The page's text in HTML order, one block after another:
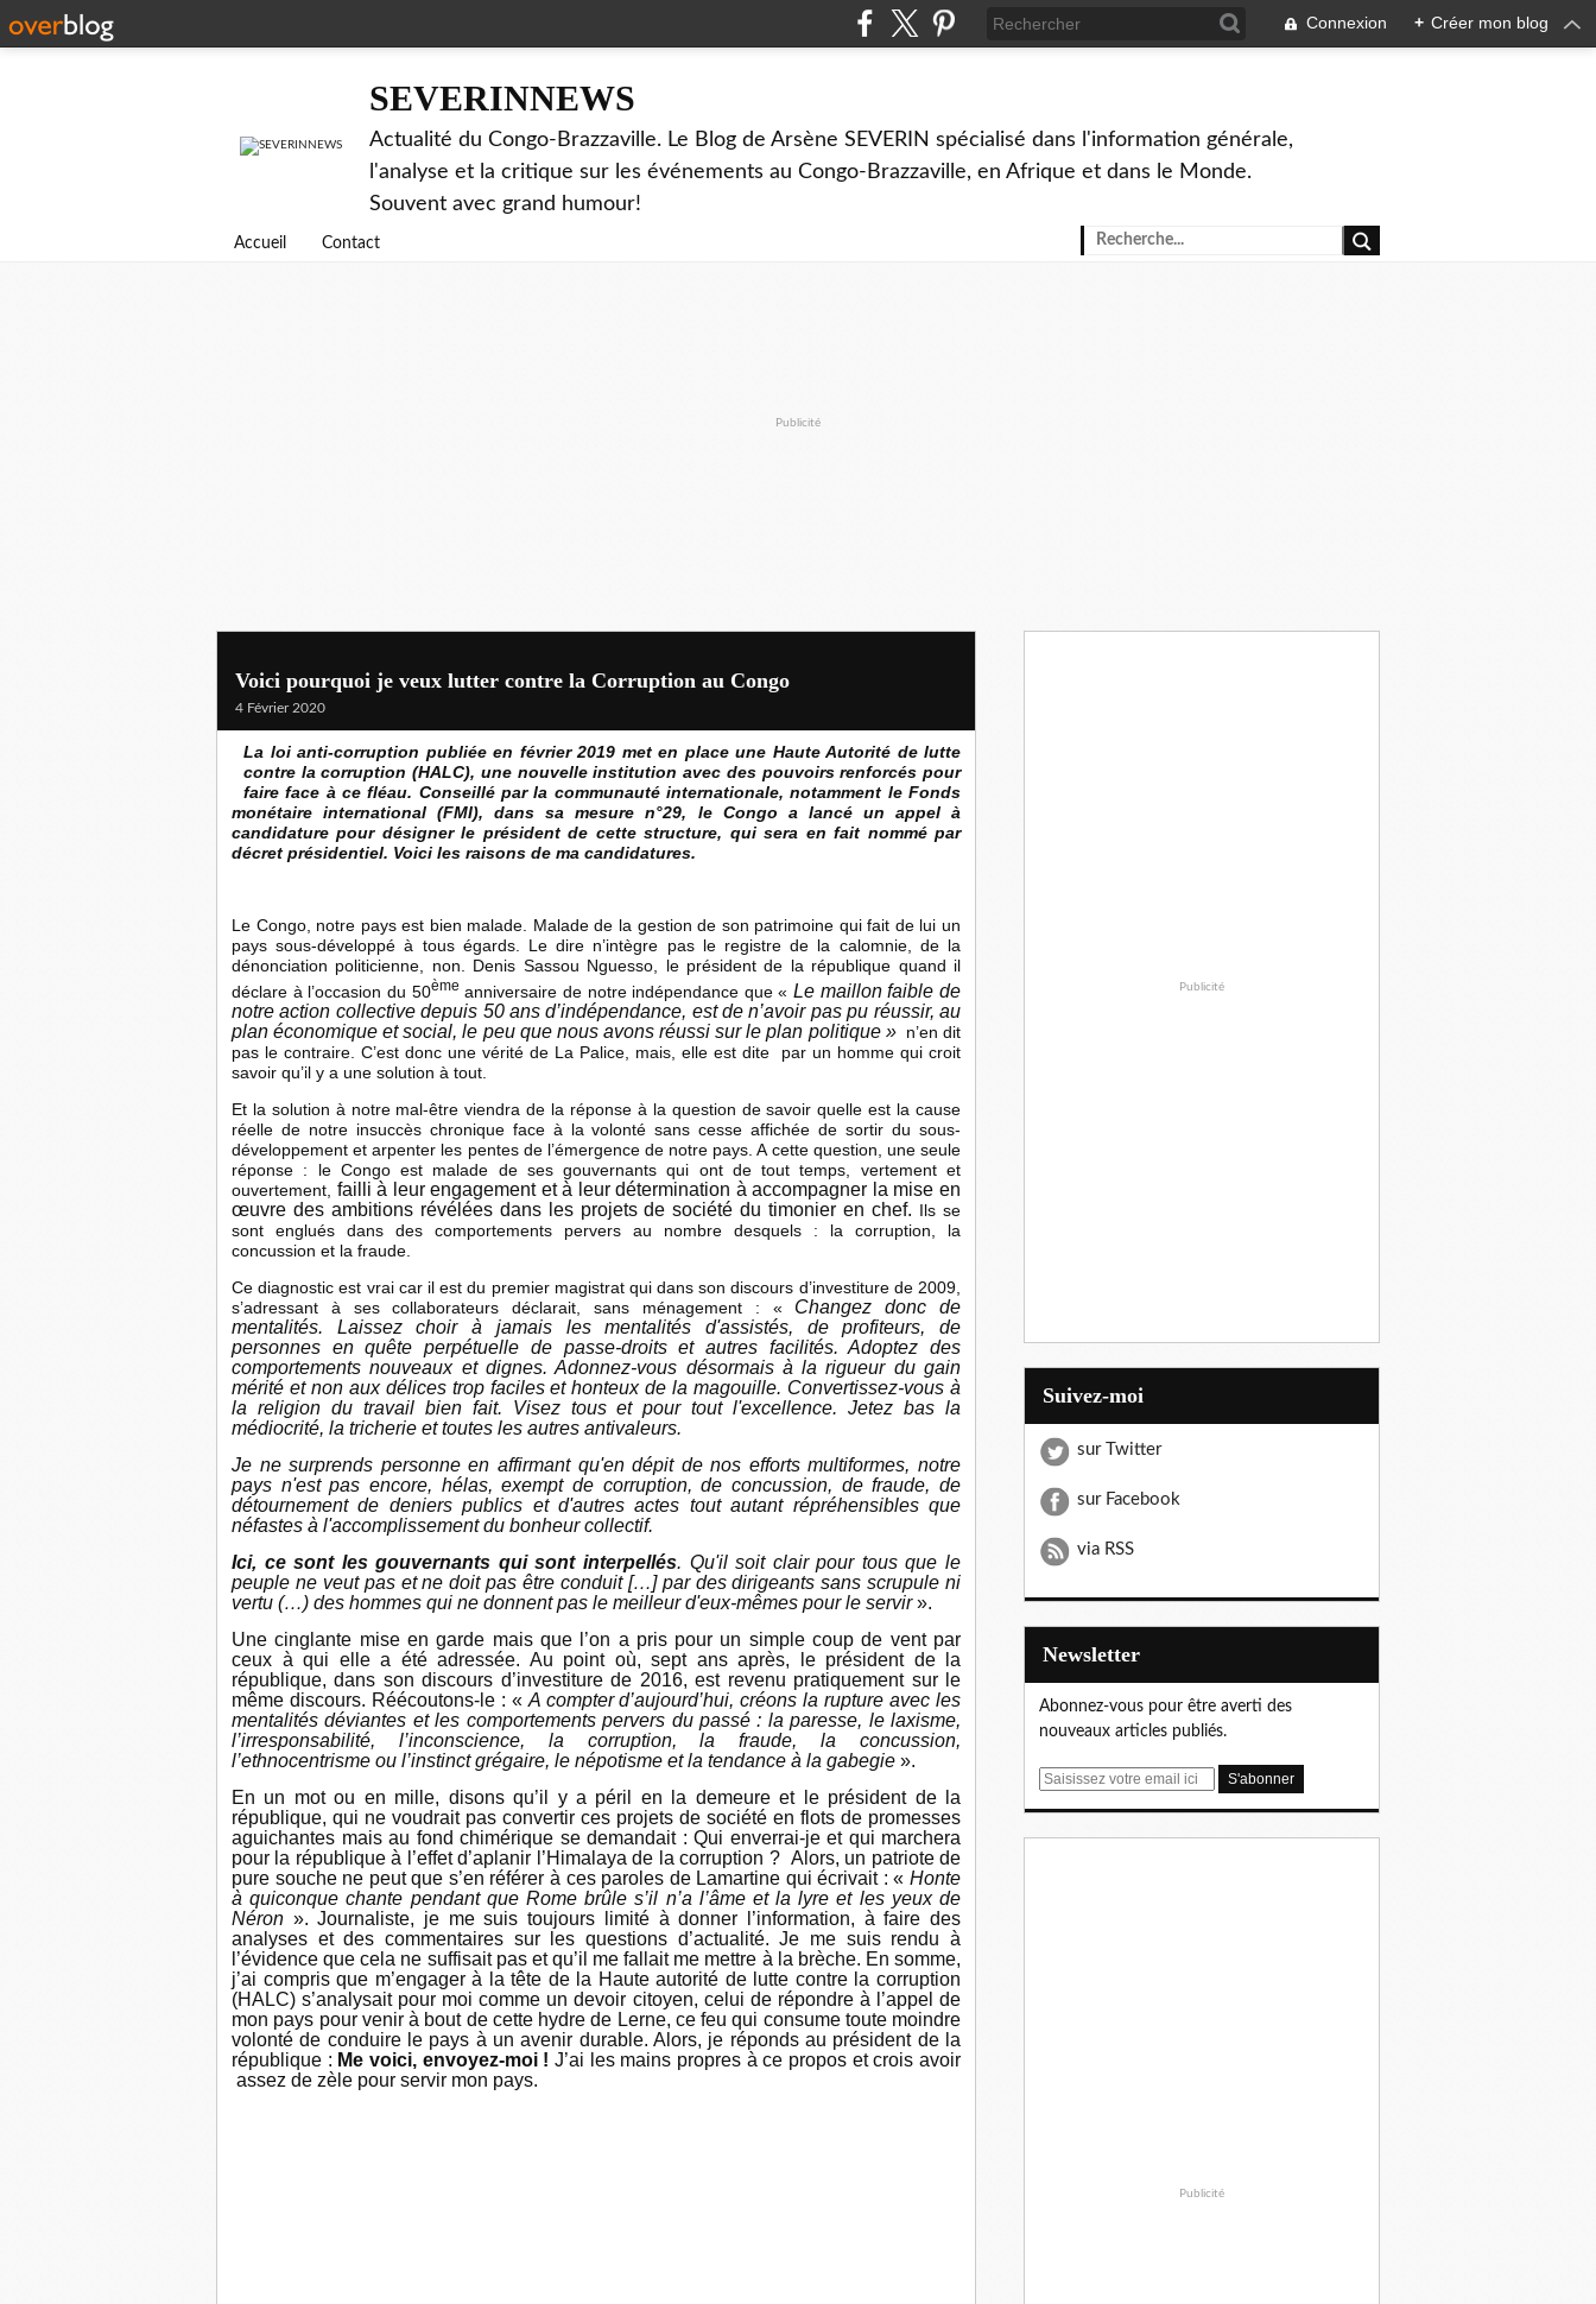
Connexion + Créer mon blog
SEVERINNEWS
Actualité du Congo-Brazzaville. Le Blog de Arsène SEVERIN spécialisé dans l'information générale,
l'analyse et la critique sur les événements au Congo-Brazzaville, en Afrique et dans le Monde.
Souvent avec grand humour!
Accueil Contact
Publicité
Voici pourquoi je veux lutter contre la Corruption au Congo
4 Février 2020
La loi anti-corruption publiée en février 2019 met en place une Haute Autorité de lutte
contre la corruption (HALC), une nouvelle institution avec des pouvoirs renforcés pour
faire face à ce fléau. Conseillé par la communauté internationale, notamment le Fonds
monétaire international (FMI), dans sa mesure n°29, le Congo a lancé un appel à
candidature pour désigner le président de cette structure, qui sera en fait nommé par
décret présidentiel. Voici les raisons de ma candidatures.
Le Congo, notre pays est bien malade. Malade de la gestion de son patrimoine qui fait de lui un
pays sous-développé à tous égards. Le dire n’intègre pas le registre de la calomnie, de la
dénonciation politicienne, non. Denis Sassou Nguesso, le président de la république quand il
déclare à l’occasion du 50ème anniversaire de notre indépendance que «Le maillon faible de
notre action collective depuis 50 ans d’indépendance, est de n’avoir pas pu réussir, au
plan économique et social, le peu que nous avons réussi sur le plan politique »n’en dit
pas le contraire. C’est donc une vérité de La Palice, mais, elle est dite par un homme qui croit
savoir qu’il y a une solution à tout.
Et la solution à notre mal-être viendra de la réponse à la question de savoir quelle est la cause
réelle de notre insuccès chronique face à la volonté sans cesse affichée de sortir du sous-
développement et arpenter les pentes de l’émergence de notre pays. A cette question, une seule
réponse : le Congo est malade de ses gouvernants qui ont de tout temps, vertement et
ouvertement, failli à leur engagement et à leur détermination à accompagner la mise en
œuvre des ambitions révélées dans les projets de société du timonier en chef. Ils se
sont englués dans des comportements pervers au nombre desquels : la corruption, la
concussion et la fraude.
Ce diagnostic est vrai car il est du premier magistrat qui dans son discours d’investiture de 2009,
s’adressant à ses collaborateurs déclarait, sans ménagement : « Changez donc de
mentalités. Laissez choir à jamais les mentalités d'assistés, de profiteurs, de
personnes en quête perpétuelle de passe-droits et autres facilités. Adoptez des
comportements nouveaux et dignes. Adonnez-vous désormais à la rigueur du gain
mérité et non aux délices trop faciles et honteux de la magouille. Convertissez-vous à
la religion du travail bien fait. Visez tous et pour tout l'excellence. Jetez bas la
médiocrité, la tricherie et toutes les autres antivaleurs.
Je ne surprends personne en affirmant qu'en dépit de nos efforts multiformes, notre
pays n'est pas encore, hélas, exempt de corruption, de concussion, de fraude, de
détournement de deniers publics et d'autres actes tout autant répréhensibles que
néfastes à l'accomplissement du bonheur collectif.
Ici, ce sont les gouvernants qui sont interpellés. Qu'il soit clair pour tous que le
peuple ne veut pas et ne doit pas être conduit […] par des dirigeants sans scrupule ni
vertu (…) des hommes qui ne donnent pas le meilleur d'eux-mêmes pour le servir».
Une cinglante mise en garde mais que l’on a pris pour un simple coup de vent par
ceux à qui elle a été adressée. Au point où, sept ans après, le président de la
république, dans son discours d’investiture de 2016, est revenu pratiquement sur le
même discours. Réécoutons-le : « A compter d’aujourd’hui, créons la rupture avec les
mentalités déviantes et les comportements pervers du passé : la paresse, le laxisme,
l’irresponsabilité, l’inconscience, la corruption, la fraude, la concussion,
l’ethnocentrisme ou l’instinct grégaire, le népotisme et la tendance à la gabegie ».
En un mot ou en mille, disons qu’il y a péril en la demeure et le président de la
république, qui ne voudrait pas convertir ces projets de société en flots de promesses
aguichantes mais au fond chimérique se demandait : Qui enverrai-je et qui marchera
pour la république à l’effet d’aplanir l’Himalaya de la corruption ? Alors, un patriote de
pure souche ne peut que s’en référer à ces paroles de Lamartine qui écrivait : « Honte
à quiconque chante pendant que Rome brûle s’il n’a l’âme et la lyre et les yeux de
Néron ». Journaliste, je me suis toujours limité à donner l’information, à faire des
analyses et des commentaires sur les questions d’actualité. Je me suis rendu à
l’évidence que cela ne suffisait pas et qu’il me fallait me mettre à la brèche. En somme,
j’ai compris que m’engager à la tête de la Haute autorité de lutte contre la corruption
(HALC) s’analysait pour moi comme un devoir citoyen, celui de répondre à l’appel de
mon pays pour venir à bout de cette hydre de Lerne, ce feu qui consume toute moindre
volonté de conduire le pays à un avenir durable. Alors, je réponds au président de la
république : Me voici, envoyez-moi ! J’ai les mains propres à ce propos et crois avoir
assez de zèle pour servir mon pays.
Publicité
Suivez-moi
sur Twitter
sur Facebook
via RSS
Newsletter
Abonnez-vous pour être averti des
nouveaux articles publiés.
E
Publicité